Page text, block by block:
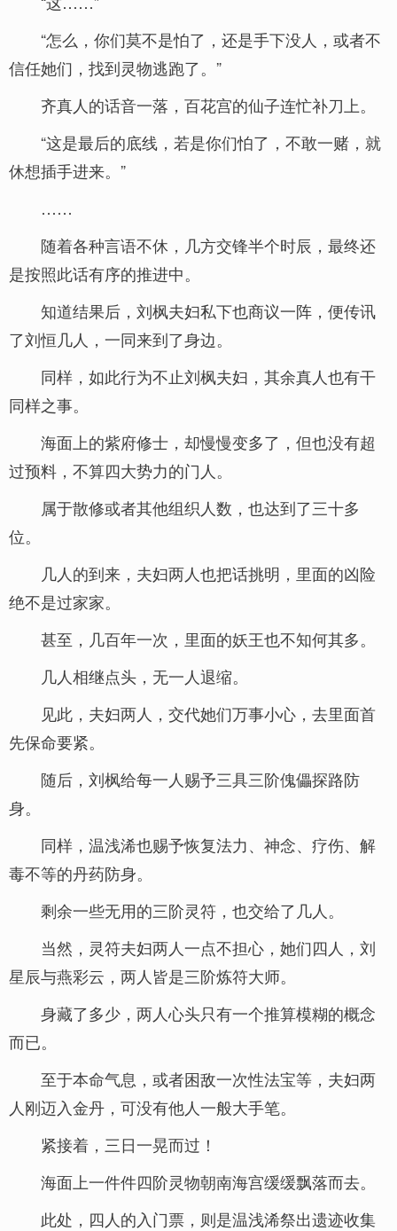
“怎么，你们莫不是怕了，还是手下没人，或者不
信任她们，找到灵物逃跑了。”
齐真人的话音一落，百花宫的仙子连忙补刀上。
“这是最后的底线，若是你们怕了，不敢一赌，就
休想插手进来。”
……
随着各种言语不休，几方交锋半个时辰，最终还
是按照此话有序的推进中。
知道结果后，刘枫夫妇私下也商议一阵，便传讯
了刘恒几人，一同来到了身边。
同样，如此行为不止刘枫夫妇，其余真人也有干
同样之事。
海面上的紫府修士，却慢慢变多了，但也没有超
过预料，不算四大势力的门人。
属于散修或者其他组织人数，也达到了三十多
位。
几人的到来，夫妇两人也把话挑明，里面的凶险
绝不是过家家。
甚至，几百年一次，里面的妖王也不知何其多。
几人相继点头，无一人退缩。
见此，夫妇两人，交代她们万事小心，去里面首
先保命要紧。
随后，刘枫给每一人赐予三具三阶傀儡探路防
身。
同样，温浅浠也赐予恢复法力、神念、疗伤、解
毒不等的丹药防身。
剩余一些无用的三阶灵符，也交给了几人。
当然，灵符夫妇两人一点不担心，她们四人，刘
星辰与燕彩云，两人皆是三阶炼符大师。
身藏了多少，两人心头只有一个推算模糊的概念
而已。
至于本命气息，或者困敌一次性法宝等，夫妇两
人刚迈入金丹，可没有他人一般大手笔。
紧接着，三日一晃而过！
海面上一件件四阶灵物朝南海宫缓缓飘落而去。
此处，四人的入门票，则是温浅浠祭出遗迹收集